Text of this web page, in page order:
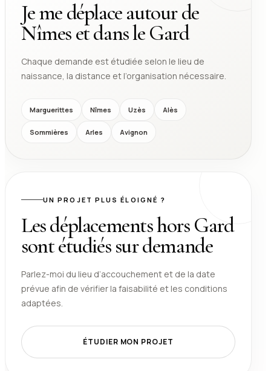
Je me déplace autour de
Nîmes et dans le Gard
Chaque demande est étudiée selon le lieu de
naissance, la distance et l’organisation nécessaire.
Marguerittes Nîmes Uzès Alès
Sommières Arles Avignon
UN PROJET PLUS ÉLOIGNÉ ?
Les déplacements hors Gard
sont étudiés sur demande
Parlez-moi du lieu d’accouchement et de la date
prévue afin de vérifier la faisabilité et les conditions
adaptées.
ÉTUDIER MON PROJET